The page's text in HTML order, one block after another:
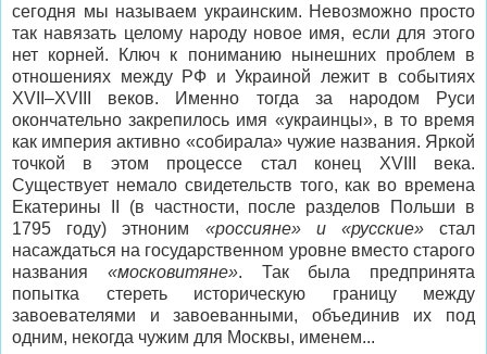
сегодня мы называем украинским. Невозможно просто
так навязать целому народу новое имя, если для этого
нет корней. Ключ к пониманию нынешних проблем в
отношениях между РФ и Украиной лежит в событиях
XVII–XVIII веков. Именно тогда за народом Руси
окончательно закрепилось имя «украинцы», в то время
как империя активно «собирала» чужие названия. Яркой
точкой в этом процессе стал конец XVIII века.
Существует немало свидетельств того, как во времена
Екатерины II (в частности, после разделов Польши в
1795 году) этноним «россияне» и «русские»стал
насаждаться на государственном уровне вместо старого
названия «московитяне». Так была предпринята
попытка стереть историческую границу между
завоевателями и завоеванными, объединив их под
одним, некогда чужим для Москвы, именем...